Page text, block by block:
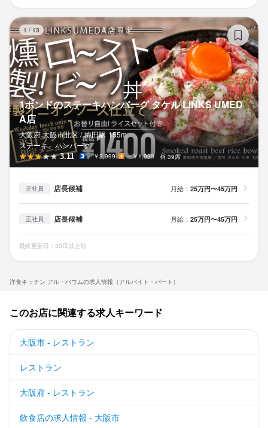
洋食キッチン アル・バウムの求人情報（アルバイト・パート）
1 / 13
1ポンドのステーキハンバーグ タケル LINKS UMED
A店
大阪府 大阪市北区 / 梅田駅 155m
ステーキ、ハンバーグ
3.11 ～￥2,999 ～￥1,999 39席
正社員 店長候補 月給： 25万円〜45万円
正社員 店長候補 月給： 25万円〜45万円
最終更新日：30日以上前
このお店に関連する求人キーワード
大阪市 - レストラン
レストラン
大阪府 - レストラン
飲食店の求人情報 - 大阪市